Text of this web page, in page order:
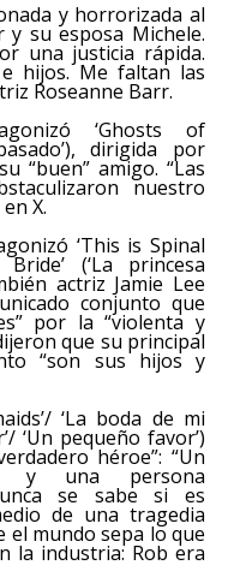
y horrorizada al
su esposa Michele.
una justicia rápida.
hijos. Me faltan las
Roseanne Barr.
‘Ghosts of
dirigida por
“buen” amigo. “Las
nuestro
X.
‘This is Spinal
(‘La princesa
actriz Jamie Lee
conjunto que
por la “violenta y
que su principal
“son sus hijos y
‘La boda de mi
‘Un pequeño favor’)
héroe”: “Un
y una persona
se sabe si es
de una tragedia
el mundo sepa lo que
la industria: Rob era